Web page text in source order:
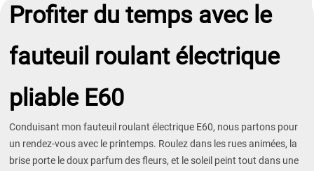
Profiter du temps avec le
fauteuil roulant électrique
pliable E60
Conduisant mon fauteuil roulant électrique E60, nous partons pour
un rendez-vous avec le printemps. Roulez dans les rues animées, la
brise porte le doux parfum des fleurs, et le soleil peint tout dans une